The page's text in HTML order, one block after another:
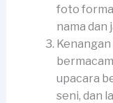
foto
nama dan
upacara
seni, dan